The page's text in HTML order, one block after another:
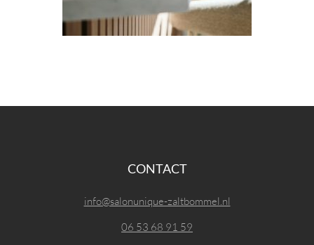
CONTACT
info@salonunique-zaltbommel.nl
06 53 68 91 59